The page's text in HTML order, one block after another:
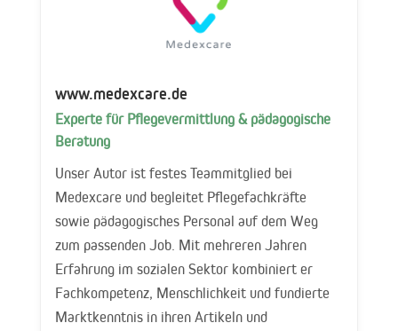
www.medexcare.de
Experte für Pflegevermittlung & pädagogische
Beratung
Unser Autor ist festes Teammitglied bei
Medexcare und begleitet Pflegefachkräfte
sowie pädagogisches Personal auf dem Weg
zum passenden Job. Mit mehreren Jahren
Erfahrung im sozialen Sektor kombiniert er
Fachkompetenz, Menschlichkeit und fundierte
Marktkenntnis in ihren Artikeln und